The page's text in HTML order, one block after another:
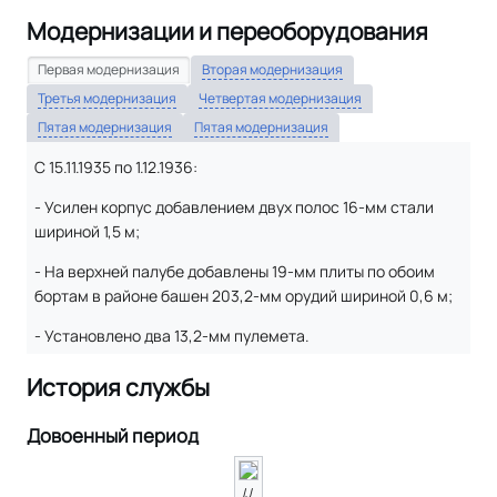
Модернизации и переоборудования
Первая модернизация
Вторая модернизация
Третья модернизация
Четвертая модернизация
Пятая модернизация
Пятая модернизация
С 15.11.1935 по 1.12.1936:
- Усилен корпус добавлением двух полос 16-мм стали
шириной 1,5 м;
- На верхней палубе добавлены 19-мм плиты по обоим
бортам в районе башен 203,2-мм орудий шириной 0,6 м;
- Установлено два 13,2-мм пулемета.
История службы
Довоенный период
IJ